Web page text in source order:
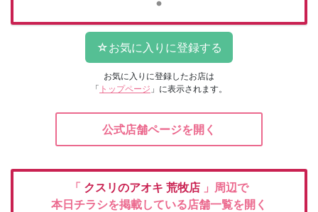
お気に入りに登録したお店は
「 トップページ 」に表示されます。
公式店舗ページを開く
「 クスリのアオキ 荒牧店 」周辺で
本日チラシを掲載している店舗一覧を開く